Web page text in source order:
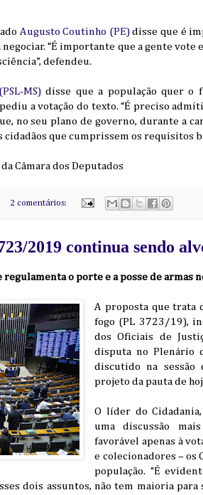
Augusto Coutinho (PE)disse que é
“É importante que a gente vote
defendeu.
MS)disse que a população quer o
a votação do texto. “É preciso
no seu plano de governo, durante a
cidadãos que cumprissem os requisitos
Câmara dos Deputados
2 comentários:
2019 continua sendo
o porte e a posse de armas
A proposta que trata
fogo (PL 3723/19),
dos Oficiais de
disputa no Plenário
discutido na
projeto da pauta de
O líder do
uma discussão
favorável apenas à
e colecionadores – os
população. “É
dois assuntos, não tem maioria